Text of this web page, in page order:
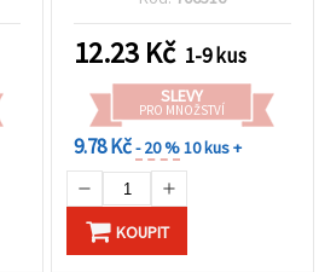
12.23 Kč 1-9 kus
SLEVY
PRO MNOŽSTVÍ
9.78 Kč- 20 %10 kus +
KOUPIT